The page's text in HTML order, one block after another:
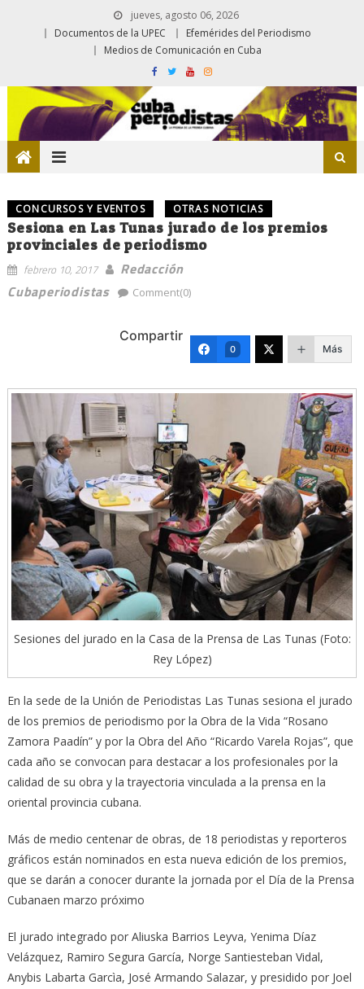
jueves, agosto 06, 2026
Documentos de la UPEC
Efemérides del Periodismo
Medios de Comunicación en Cuba
CONCURSOS Y EVENTOS OTRAS NOTICIAS
Sesiona en Las Tunas jurado de los premios
provinciales de periodismo
febrero 10, 2017
Redacción
Cubaperiodistas
Comment(0)
Compartir
0 Más
Sesiones del jurado en la Casa de la Prensa de Las Tunas (Foto:
Rey López)
En la sede de la Unión de Periodistas Las Tunas sesiona el jurado
de los premios de periodismo por la Obra de la Vida “Rosano
Zamora Paadín” y por la Obra del Año “Ricardo Varela Rojas”, que
cada año se convocan para destacar a los profesionales por la
calidad de su obra y la trayectoria vinculada a la prensa en la
oriental provincia cubana.
Más de medio centenar de obras, de 18 periodistas y reporteros
gráficos están nominados en esta nueva edición de los premios,
que se darán a conocer durante la jornada por el Día de la Prensa
Cubanaen marzo próximo
El jurado integrado por Aliuska Barrios Leyva, Yenima Díaz
Velázquez, Ramiro Segura García, Norge Santiesteban Vidal,
Anybis Labarta Garcìa, José Armando Salazar, y presidido por Joel